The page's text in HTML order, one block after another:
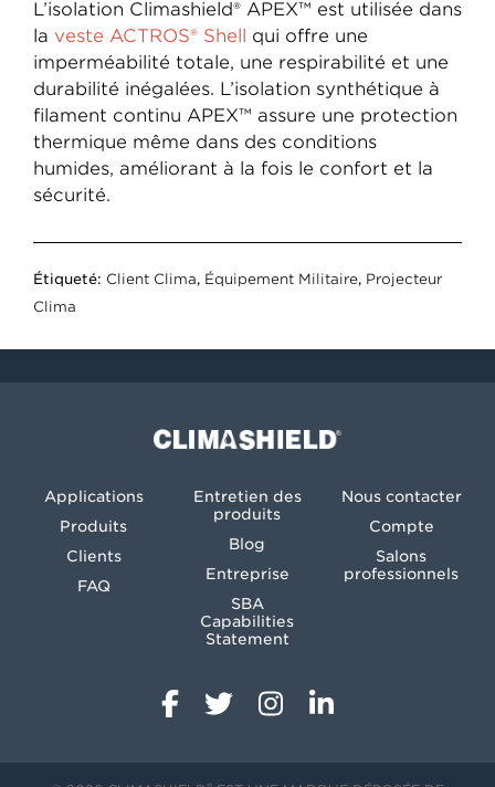
L’isolation Climashield® APEX™ est utilisée dans
la veste ACTROS® Shell qui offre une
imperméabilité totale, une respirabilité et une
durabilité inégalées. L’isolation synthétique à
filament continu APEX™ assure une protection
thermique même dans des conditions
humides, améliorant à la fois le confort et la
sécurité.
Étiqueté: Client Clima, Équipement Militaire, Projecteur
Clima
Climashield®
Applications
Produits
Clients
FAQ
Entretien des
produits
Blog
Entreprise
SBA
Capabilities
Statement
Nous contacter
Compte
Salons
professionnels